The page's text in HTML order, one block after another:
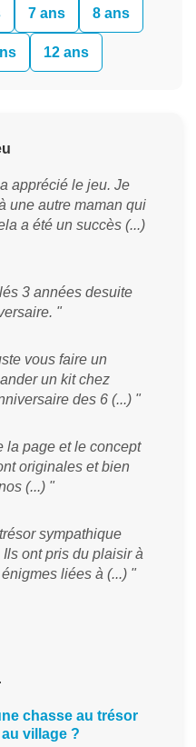
7 ans 8 ans
12 ans
apprécié le jeu. Je
une autre maman qui
a été un succès (...)
3 années desuite
"
vous faire un
un kit chez
des 6 (...) "
la page et le concept
originales et bien
(...) "
sympathique
ont pris du plaisir à
liées à (...) "
chasse au trésor
village ?